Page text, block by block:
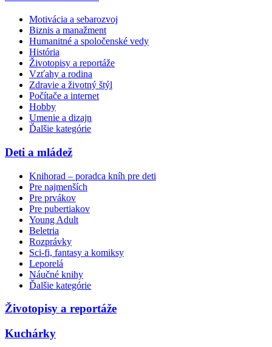
Motivácia a sebarozvoj
Biznis a manažment
Humanitné a spoločenské vedy
História
Životopisy a reportáže
Vzťahy a rodina
Zdravie a životný štýl
Počítače a internet
Hobby
Umenie a dizajn
Ďalšie kategórie
Deti a mládež
Knihorad – poradca kníh pre deti
Pre najmenších
Pre prvákov
Pre pubertiakov
Young Adult
Beletria
Rozprávky
Sci-fi, fantasy a komiksy
Leporelá
Náučné knihy
Ďalšie kategórie
Životopisy a reportáže
Kuchárky